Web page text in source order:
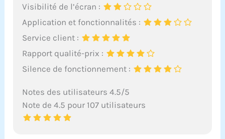
Visibilité de l’écran :
Application et fonctionnalités :
Service client :
Rapport qualité-prix :
Silence de fonctionnement :
Notes des utilisateurs 4.5/5
Note de 4.5 pour 107 utilisateurs